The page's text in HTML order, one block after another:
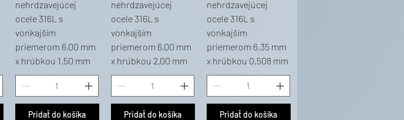
nehrdzavejúcej
ocele 316L s
vonkajším
priemerom 6,00 mm
x hrúbkou 1,50 mm
Pridať do košíka
nehrdzavejúcej
ocele 316L s
vonkajším
priemerom 6,00 mm
x hrúbkou 2,00 mm
Pridať do košíka
nehrdzavejúcej
ocele 316L s
vonkajším
priemerom 6,35 mm
x hrúbkou 0,508 mm
Pridať do košíka